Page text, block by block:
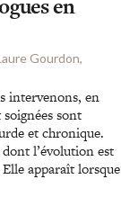
en
Gourdon
intervenons, en
sont
et chronique.
l’évolution est
apparaît lorsque